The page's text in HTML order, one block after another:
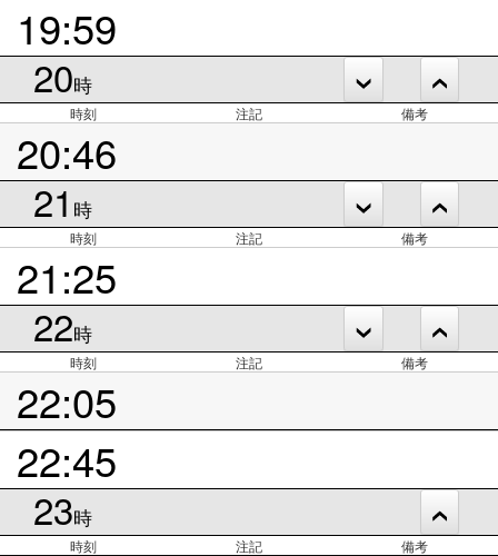
19:59
20時
時刻 注記 備考
20:46
21 時
時刻 注記 備考
21:25
22時
時刻 注記 備考
22:05
22:45
23時
時刻 注記 備考